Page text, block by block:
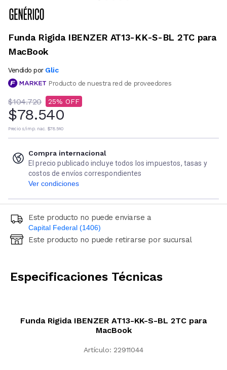
Funda Rigida IBENZER AT13-KK-S-BL 2TC para
MacBook
Vendido por Glic
Producto de nuestra red de proveedores
$104.720 25
$78.540
Precio s/imp. nac. $78.540
Compra internacional
El precio publicado incluye todos los impuestos, tasas y
costos de envíos correspondientes
Ver condiciones
Este producto no puede enviarse a
Capital Federal (1406)
Ingresá código postal (sólo números)
Este producto no puede retirarse por sucursal
Especificaciones Técnicas
Funda Rigida IBENZER AT13-KK-S-BL 2TC para
MacBook
Artículo: 22911044